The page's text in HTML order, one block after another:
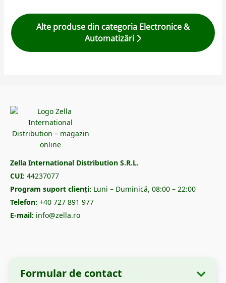
Alte produse din categoria Electronice &
Automatizări
Zella International Distribution S.R.L.
CUI: 44237077
Program suport clienți: Luni – Duminică, 08:00 – 22:00
Telefon: +40 727 891 977
E-mail: info@zella.ro
Formular de contact